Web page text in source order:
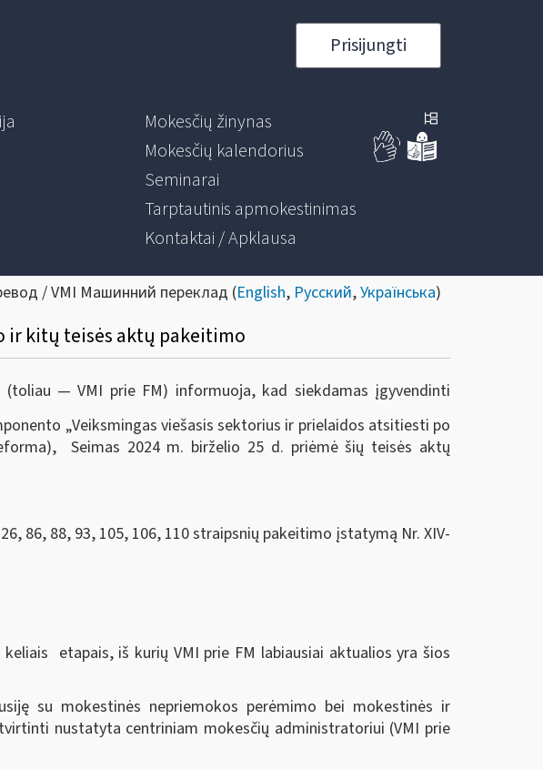
Prisijungti
Mokesčių žinynas
Mokesčių kalendorius
Seminarai
Tarptautinis apmokestinimas
Kontaktai / Apklausa
/ VMI Машинний переклад (English, Русский,Українська)
ir kitų teisės aktų pakeitimo
(toliau — VMI prie FM) informuoja, kad siekdamas įgyvendinti
„Veiksmingas viešasis sektorius ir prielaidos atsitiesti po
Seimas 2024 m. birželio 25 d. priėmė šių teisės aktų
86, 88, 93, 105, 106, 110 straipsnių pakeitimo įstatymą Nr. XIV-
etapais, iš kurių VMI prie FM labiausiai aktualios yra šios
su mokestinės nepriemokos perėmimo bei mokestinės ir
nustatyta centriniam mokesčių administratoriui (VMI prie